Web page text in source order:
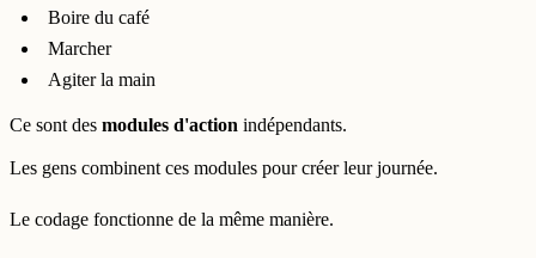
Boire du café
Marcher
Agiter la main
Ce sont des modules d'action indépendants.
Les gens combinent ces modules pour créer leur journée.
Le codage fonctionne de la même manière.